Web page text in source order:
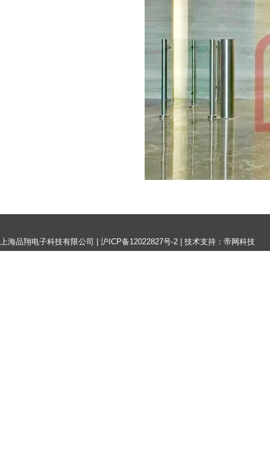
上海品翔电子科技有限公司 | 沪ICP备12022827号-2 技术支持：帝网科技